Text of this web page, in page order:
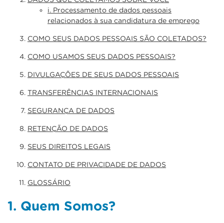
i. Processamento de dados pessoais
relacionados à sua candidatura de emprego
COMO SEUS DADOS PESSOAIS SÃO COLETADOS?
COMO USAMOS SEUS DADOS PESSOAIS?
DIVULGAÇÕES DE SEUS DADOS PESSOAIS
TRANSFERÊNCIAS INTERNACIONAIS
SEGURANÇA DE DADOS
RETENÇÃO DE DADOS
SEUS DIREITOS LEGAIS
CONTATO DE PRIVACIDADE DE DADOS
GLOSSÁRIO
1. Quem Somos?